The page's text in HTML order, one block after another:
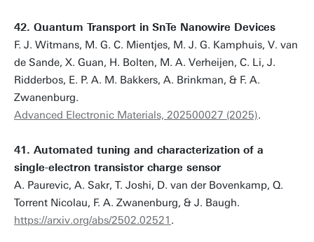
42. Quantum Transport in SnTe Nanowire Devices
F. J. Witmans, M. G. C. Mientjes, M. J. G. Kamphuis, V. van
de Sande, X. Guan, H. Bolten, M. A. Verheijen, C. Li, J.
Ridderbos, E. P. A. M. Bakkers, A. Brinkman, & F. A.
Zwanenburg.
Advanced Electronic Materials, 202500027 (2025).
41. Automated tuning and characterization of a
single-electron transistor charge sensor
A. Paurevic, A. Sakr, T. Joshi, D. van der Bovenkamp, Q.
Torrent Nicolau, F. A. Zwanenburg, & J. Baugh.
https://arxiv.org/abs/2502.02521 .